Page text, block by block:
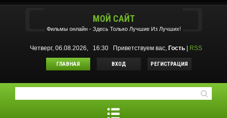
МОЙ САЙТ
Фильмы oнлайн - Здесь Только Лучшие Из Лучших!
Четверг, 06.08.2026, 16:30 Приветствуем вас, Гость RSS
ГЛАВНАЯ ВХОД РЕГИСТРАЦИЯ